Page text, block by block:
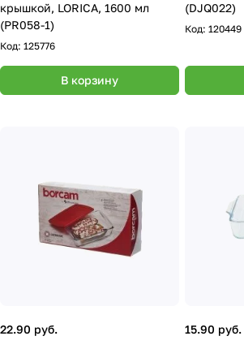
крышкой, LORICA, 1600 мл
(PR058-1)
Код: 125776
В корзину
(DJQ022)
Код: 120449
22.90 руб. 15.90 руб.